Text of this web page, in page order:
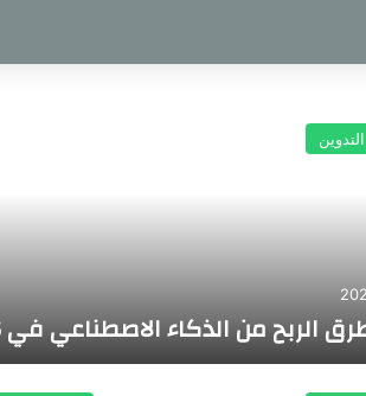
الربح من الذكاء الاصطناعي في 2026